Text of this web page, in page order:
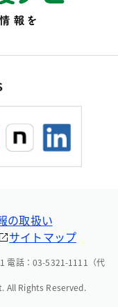
の取扱い
サイトマップ
電話：03-5321-1111（代
All Rights Reserved.